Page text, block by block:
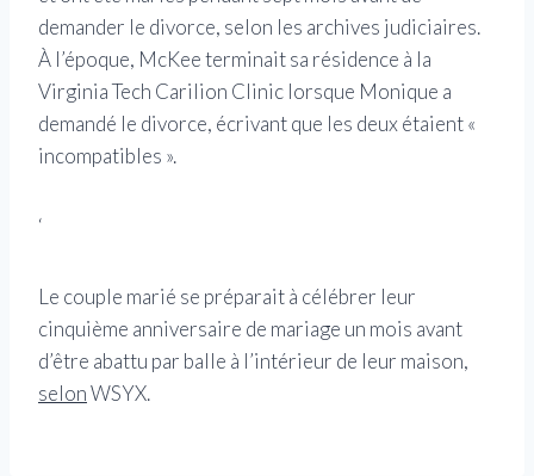
demander le divorce, selon les archives judiciaires.
À l’époque, McKee terminait sa résidence à la
Virginia Tech Carilion Clinic lorsque Monique a
demandé le divorce, écrivant que les deux étaient «
incompatibles ».
‘
Le couple marié se préparait à célébrer leur
cinquième anniversaire de mariage un mois avant
d’être abattu par balle à l’intérieur de leur maison,
selonWSYX.